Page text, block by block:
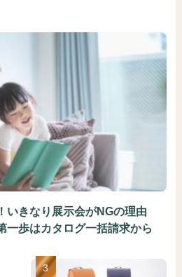
いきなり展示会がNGの理由
一歩はカタログ一括請求から